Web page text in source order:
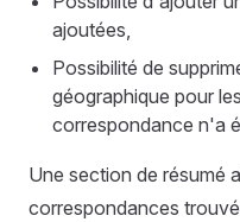
ajoutées,
Possibilité de
géographique pour
correspondance n'a
Une section de résumé
correspondances